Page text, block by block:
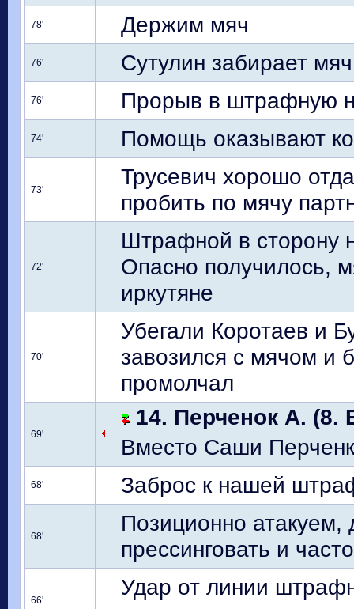
78' Держим мяч
76' Сутулин забирает
76' Прорыв в штрафную
74' Помощь оказывают
73'
Трусевич хорошо
пробить по мячу
72'
Штрафной в сторону
Опасно получилось,
иркутяне
70'
Убегали Коротаев и
завозился с мячом и
промолчал
69'
14. Перченок А. (8.
Вместо Саши
68' Заброс к нашей
68'
Позиционно
прессинговать и
66'
Удар от линии